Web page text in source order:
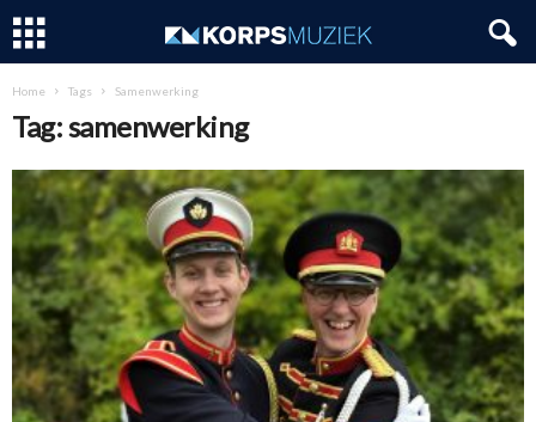
Home Tags Samenwerking
Tag: samenwerking